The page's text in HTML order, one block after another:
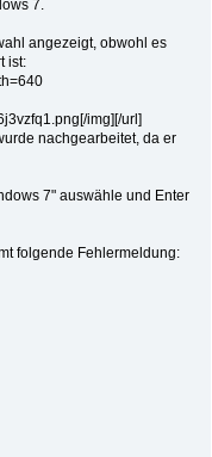
7.
angezeigt, obwohl es
ist:
img][/url]
nachgearbeitet, da er
7" auswähle und Enter
folgende Fehlermeldung: